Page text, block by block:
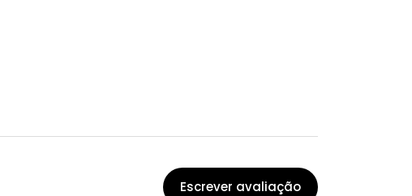
Escrever avaliação